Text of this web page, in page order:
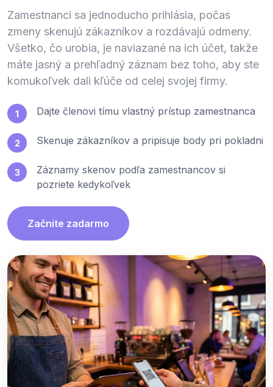
Zamestnanci sa jednoducho prihlásia, počas
zmeny skenujú zákazníkov a rozdávajú odmeny.
Všetko, čo urobia, je naviazané na ich účet, takže
máte jasný a prehľadný záznam bez toho, aby ste
komukoľvek dali kľúče od celej svojej firmy.
1 Dajte členovi tímu vlastný prístup zamestnanca
2 Skenuje zákazníkov a pripisuje body pri pokladni
3
Záznamy skenov podľa zamestnancov si
pozriete kedykoľvek
Začnite zadarmo